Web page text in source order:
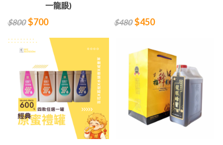
一龍眼)
$800 $700 $480 $450